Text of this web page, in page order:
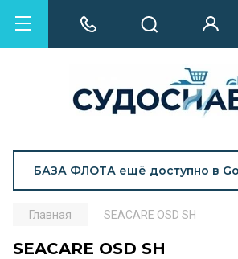
БАЗА ФЛОТА ещё доступно в
Главная SEACARE OSD SH
SEACARE OSD SH